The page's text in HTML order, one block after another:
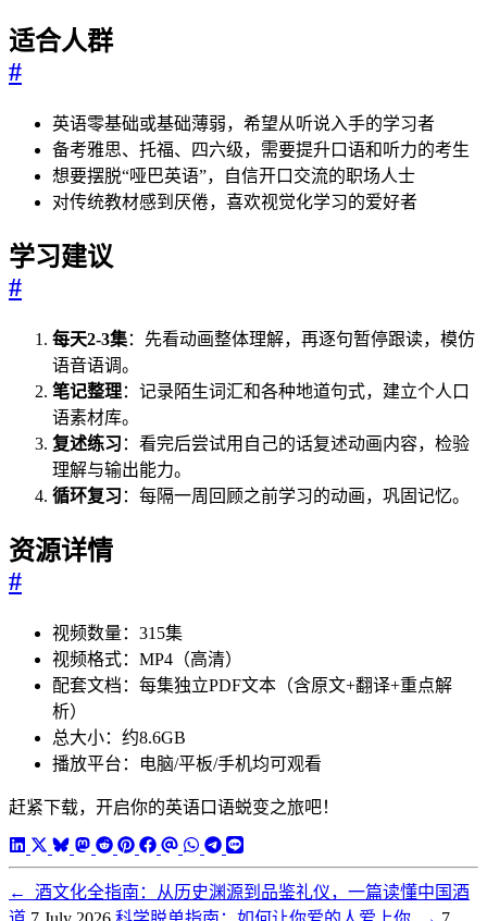
适合人群
#
英语零基础或基础薄弱，希望从听说入手的学习者
备考雅思、托福、四六级，需要提升口语和听力的考生
想要摆脱“哑巴英语”，自信开口交流的职场人士
对传统教材感到厌倦，喜欢视觉化学习的爱好者
学习建议
#
每天2-3集：先看动画整体理解，再逐句暂停跟读，模仿
语音语调。
笔记整理：记录陌生词汇和各种地道句式，建立个人口
语素材库。
复述练习 ：看完后尝试用自己的话复述动画内容，检验
理解与输出能力。
循环复习 ：每隔一周回顾之前学习的动画，巩固记忆。
资源详情
#
视频数量：315集
视频格式：MP4（高清）
配套文档：每集独立PDF文本（含原文+翻译+重点解
析）
总大小：约8.6GB
播放平台：电脑/平板/手机均可观看
赶紧下载，开启你的英语口语蜕变之旅吧！
←
酒文化全指南：从历史渊源到品鉴礼仪，一篇读懂中国酒